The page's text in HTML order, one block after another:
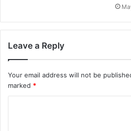
Leave a Reply
Your email address will not be
marked *